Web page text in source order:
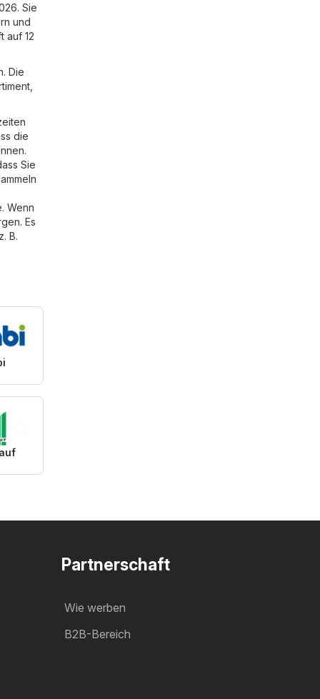
Sie
und
auf 12
Die
die
Sie
. Wenn
Es
B.
Partnerschaft
Wie werben
B2B-Bereich